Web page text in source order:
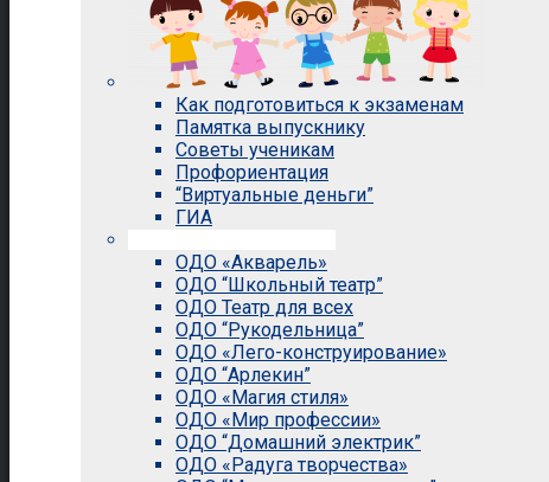
Как подготовиться к экзаменам
Памятка выпускнику
Советы ученикам
Профориентация
“Виртуальные деньги”
ГИА
ОДО «Акварель»
ОДО “Школьный театр”
ОДО Театр для всех
ОДО “Рукодельница”
ОДО «Лего-конструирование»
ОДО “Арлекин”
ОДО «Магия стиля»
ОДО «Мир профессии»
ОДО “Домашний электрик”
ОДО «Радуга творчества»